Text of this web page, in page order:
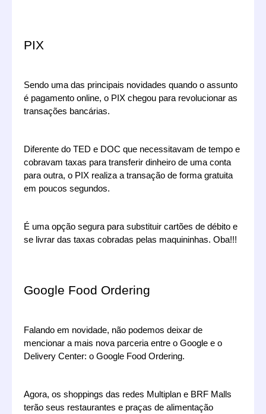
PIX
Sendo uma das principais novidades quando o assunto
é pagamento online, o PIX chegou para revolucionar as
transações bancárias.
Diferente do TED e DOC que necessitavam de tempo e
cobravam taxas para transferir dinheiro de uma conta
para outra, o PIX realiza a transação de forma gratuita
em poucos segundos.
É uma opção segura para substituir cartões de débito e
se livrar das taxas cobradas pelas maquininhas. Oba!!!
Google Food Ordering
Falando em novidade, não podemos deixar de
mencionar a mais nova parceria entre o Google e o
Delivery Center: o Google Food Ordering.
Agora, os shoppings das redes Multiplan e BRF Malls
terão seus restaurantes e praças de alimentação